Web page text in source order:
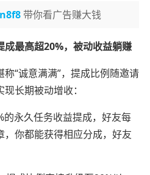
带你看广告赚大钱
成最高超20%，被动收益躺赚
“诚意满满”，提成比例随邀请
长期被动增收：
永久任务收益提成，好友每
你都能获得相应分成，好友